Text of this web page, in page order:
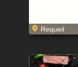
Requeil